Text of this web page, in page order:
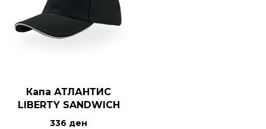
Капа АТЛАНТИС
LIBERTY SANDWICH
336 ден